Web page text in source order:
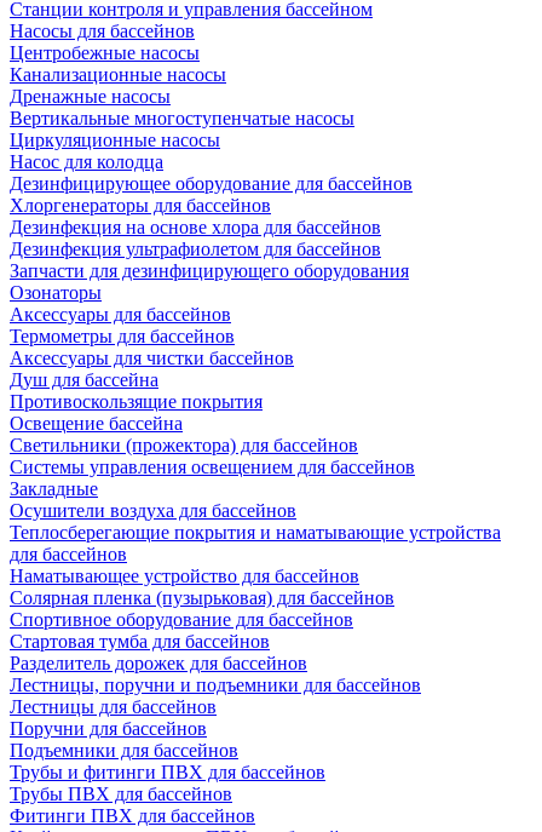
Станции контроля и управления бассейном
Насосы для бассейнов
Центробежные насосы
Канализационные насосы
Дренажные насосы
Вертикальные многоступенчатые насосы
Циркуляционные насосы
Насос для колодца
Дезинфицирующее оборудование для бассейнов
Хлоргенераторы для бассейнов
Дезинфекция на основе хлора для бассейнов
Дезинфекция ультрафиолетом для бассейнов
Запчасти для дезинфицирующего оборудования
Озонаторы
Аксессуары для бассейнов
Термометры для бассейнов
Аксессуары для чистки бассейнов
Душ для бассейна
Противоскользящие покрытия
Освещение бассейна
Светильники (прожектора) для бассейнов
Системы управления освещением для бассейнов
Закладные
Осушители воздуха для бассейнов
Теплосберегающие покрытия и наматывающие устройства
для бассейнов
Наматывающее устройство для бассейнов
Солярная пленка (пузырьковая) для бассейнов
Спортивное оборудование для бассейнов
Стартовая тумба для бассейнов
Разделитель дорожек для бассейнов
Лестницы, поручни и подъемники для бассейнов
Лестницы для бассейнов
Поручни для бассейнов
Подъемники для бассейнов
Трубы и фитинги ПВХ для бассейнов
Трубы ПВХ для бассейнов
Фитинги ПВХ для бассейнов